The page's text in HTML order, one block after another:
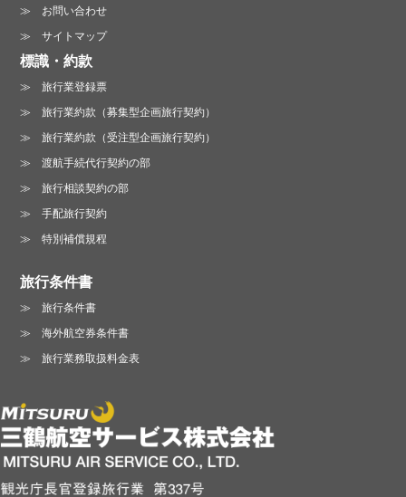
お問い合わせ
サイトマップ
標識・約款
旅行業登録票
旅行業約款（募集型企画旅行契約）
旅行業約款（受注型企画旅行契約）
渡航手続代行契約の部
旅行相談契約の部
手配旅行契約
特別補償規程
旅行条件書
旅行条件書
海外航空券条件書
旅行業務取扱料金表